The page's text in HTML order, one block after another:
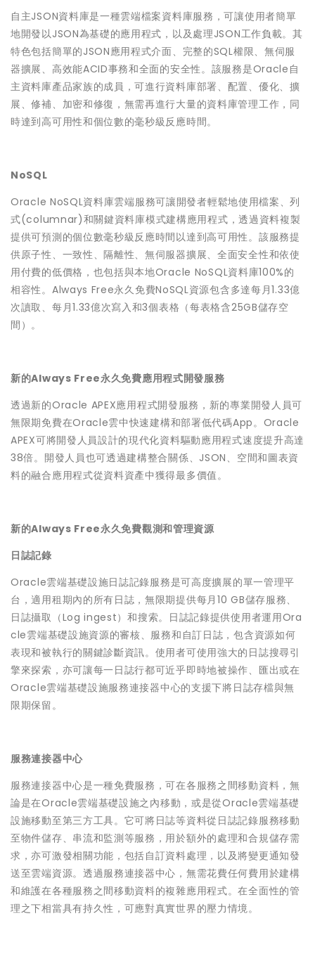
自主JSON資料庫是一種雲端檔案資料庫服務，可讓使用者簡單
地開發以JSON為基礎的應用程式，以及處理JSON工作負載。其
特色包括簡單的JSON應用程式介面、完整的SQL權限、無伺服
器擴展、高效能ACID事務和全面的安全性。該服務是Oracle自
主資料庫產品家族的成員，可進行資料庫部署、配置、優化、擴
展、修補、加密和修復，無需再進行大量的資料庫管理工作，同
時達到高可用性和個位數的毫秒級反應時間。
NoSQL
Oracle NoSQL資料庫雲端服務可讓開發者輕鬆地使用檔案、列
式(columnar)和關鍵資料庫模式建構應用程式，透過資料複製
提供可預測的個位數毫秒級反應時間以達到高可用性。該服務提
供原子性、一致性、隔離性、無伺服器擴展、全面安全性和依使
用付費的低價格，也包括與本地Oracle NoSQL資料庫100%的
相容性。Always Free永久免費NoSQL資源包含多達每月1.33億
次讀取、每月1.33億次寫入和3個表格（每表格含25GB儲存空
間）。
新的Always Free永久免費應用程式開發服務
透過新的Oracle APEX應用程式開發服務，新的專業開發人員可
無限期免費在Oracle雲中快速建構和部署低代碼App。Oracle
APEX可將開發人員設計的現代化資料驅動應用程式速度提升高達
38倍。開發人員也可透過建構整合關係、JSON、空間和圖表資
料的融合應用程式從資料資產中獲得最多價值。
新的Always Free永久免費觀測和管理資源
日誌記錄
Oracle雲端基礎設施日誌記錄服務是可高度擴展的單一管理平
台，適用租期內的所有日誌，無限期提供每月10 GB儲存服務、
日誌攝取（Log ingest）和搜索。日誌記錄提供使用者運用Ora
cle雲端基礎設施資源的審核、服務和自訂日誌，包含資源如何
表現和被執行的關鍵診斷資訊。使用者可使用強大的日誌搜尋引
擎來探索，亦可讓每一日誌行都可近乎即時地被操作、匯出或在
Oracle雲端基礎設施服務連接器中心的支援下將日誌存檔與無
限期保留。
服務連接器中心
服務連接器中心是一種免費服務，可在各服務之間移動資料，無
論是在Oracle雲端基礎設施之內移動，或是從Oracle雲端基礎
設施移動至第三方工具。它可將日誌等資料從日誌記錄服務移動
至物件儲存、串流和監測等服務，用於額外的處理和合規儲存需
求，亦可激發相關功能，包括自訂資料處理，以及將變更通知發
送至雲端資源。透過服務連接器中心，無需花費任何費用於建構
和維護在各種服務之間移動資料的複雜應用程式。在全面性的管
理之下相當具有持久性，可應對真實世界的壓力情境。